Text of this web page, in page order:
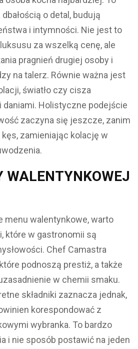
o detal, budują
i intymności. Nie jest to
za wszelką cenę, ale
pragnień drugiej osoby i
na talerz. Równie ważna jest
światło czy cisza
Holistyczne podejście
zaczyna się jeszcze, zanim
zamieniając kolację w
WALENTYNKOWEJ
menu walentynkowe, warto
które w gastronomii są
Chef Camastra
podnoszą prestiż, a także
w chemii smaku.
składniki zaznacza jednak,
korespondować z
wybranka. To bardzo
i nie sposób postawić na jeden